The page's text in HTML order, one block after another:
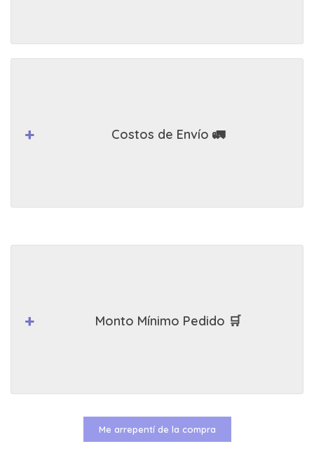
Costos de Envío 🚛
Monto Mínimo Pedido 🛒
Me arrepentí de la compra